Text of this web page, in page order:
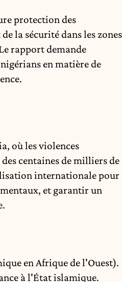
protection des
la sécurité dans les zones
rapport demande
en matière de
où les violences
centaines de milliers de
internationale pour
et garantir un
en Afrique de l'Ouest).
à l'État islamique.